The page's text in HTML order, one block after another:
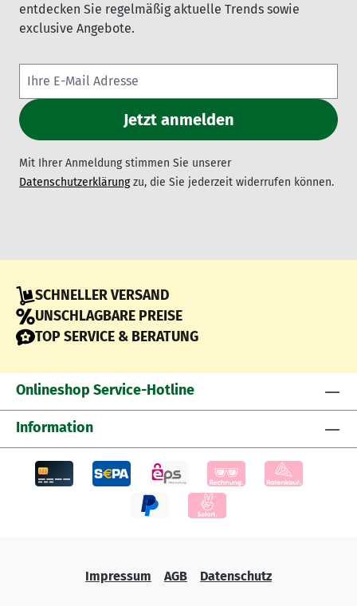
entdecken Sie regelmäßig aktuelle Trends sowie
exclusive Angebote.
Mit Ihrer Anmeldung stimmen Sie unserer
Datenschutzerklärungzu, die Sie jederzeit widerrufen können.
SCHNELLER VERSAND
UNSCHLAGBARE PREISE
TOP SERVICE & BERATUNG
Onlineshop Service-Hotline
Information
Impressum AGB Datenschutz